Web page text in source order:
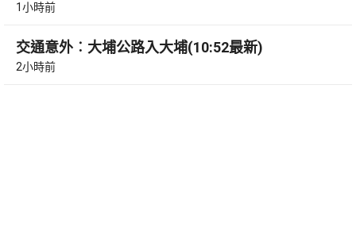
1小時前
交通意外︰大埔公路入大埔(10:52最新)
2小時前